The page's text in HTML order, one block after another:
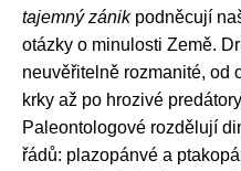
tajemný zánikpodněcují
otázky o minulosti Země.
neuvěřitelně rozmanité, od
krky až po hrozivé
Paleontologové rozdělují
řádů: plazopánvé a